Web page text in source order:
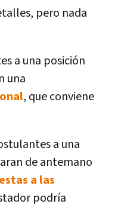
pero nada
a una posición
una
, que conviene
a una
de antemano
a las
podría